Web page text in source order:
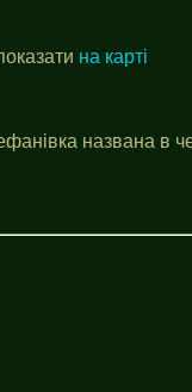
на карті
названа в